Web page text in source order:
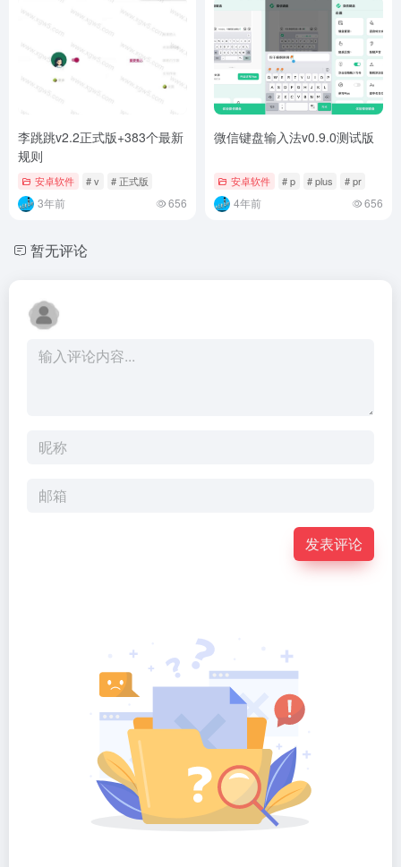
李跳跳v2.2正式版+383个最新
规则
安卓软件 # v # 正式版
3年前 656
微信键盘输入法v0.9.0测试版
安卓软件 # p # plus # pr
4年前 656
暂无评论
发表评论